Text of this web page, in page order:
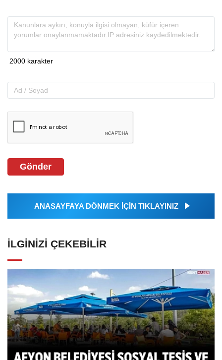
Gönder
ANASAYFAYA DÖNMEK İÇİN TIKLAYINIZ
İLGINIZI ÇEKEBILIR